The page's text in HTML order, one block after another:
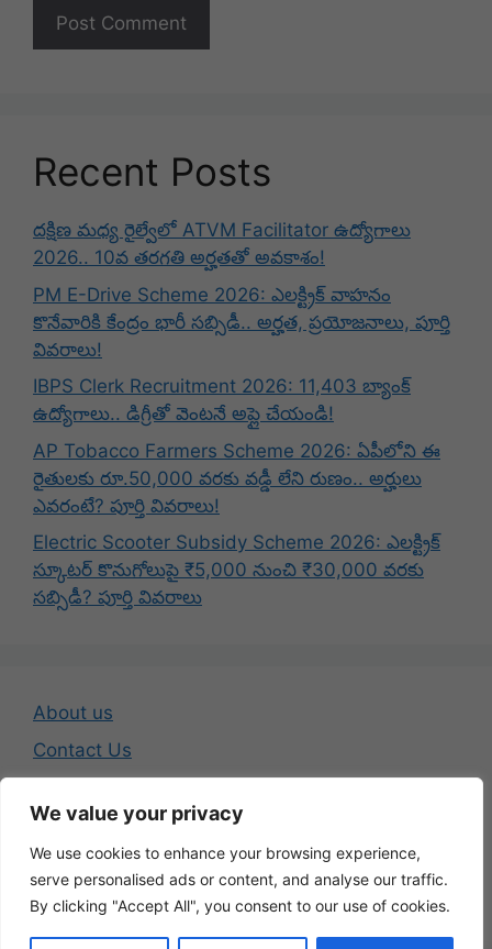
We value your privacy
We use cookies to enhance your browsing experience,
serve personalised ads or content, and analyse our traffic.
By clicking "Accept All", you consent to our use of cookies.
Recent Posts
దక్షిణ మధ్య రైల్వేలో ATVM Facilitator ఉద్యోగాలు
2026.. 10వ తరగతి అర్హతతో అవకాశం!
PM E-Drive Scheme 2026: ఎలక్ట్రిక్ వాహనం
కొనేవారికి కేంద్రం భారీ సబ్సిడీ.. అర్హత, ప్రయోజనాలు, పూర్తి
వివరాలు!
IBPS Clerk Recruitment 2026: 11,403 బ్యాంక్
ఉద్యోగాలు.. డిగ్రీతో వెంటనే అప్లై చేయండి!
AP Tobacco Farmers Scheme 2026: ఏపీలోని ఈ
రైతులకు రూ.50,000 వరకు వడ్డీ లేని రుణం.. అర్హులు
ఎవరంటే? పూర్తి వివరాలు!
Electric Scooter Subsidy Scheme 2026: ఎలక్ట్రిక్
స్కూటర్ కొనుగోలుపై ₹5,000 నుంచి ₹30,000 వరకు
సబ్సిడీ? పూర్తి వివరాలు
About us
Contact Us
Privacy Policy
Terms And Conditions
© 2026 Telugu Jobs Guru - Latest Telugu Job Updates